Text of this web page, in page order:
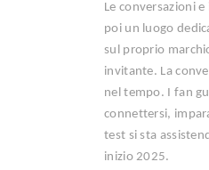
Le conversazioni
poi un luogo
sul proprio
invitante. La
nel tempo. I fan
connettersi,
test si sta
inizio 2025.